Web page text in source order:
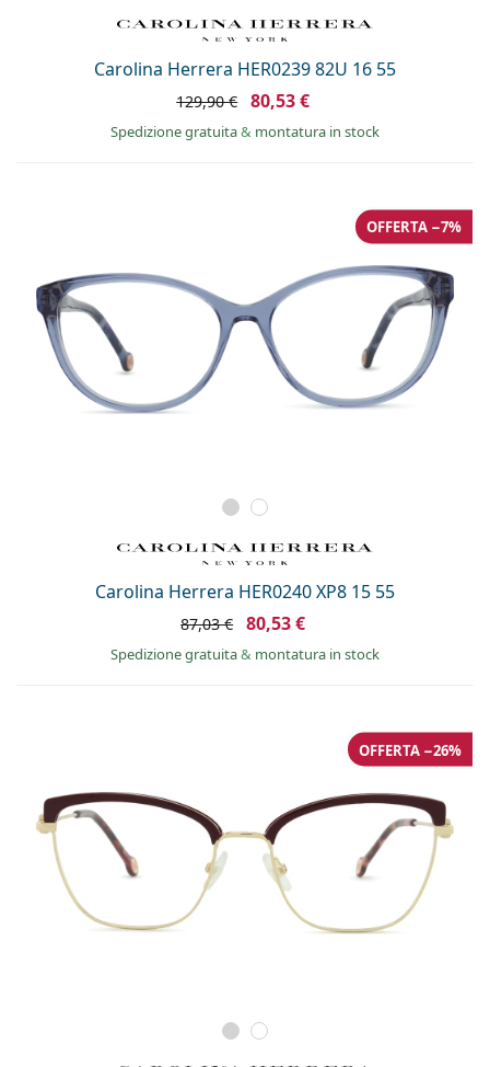
Carolina Herrera HER0239 82U 16 55
129,90 € 80,53 €
Spedizione gratuita& montatura in stock
Carolina Herrera HER0240 XP8 15 55
OFFERTA −7%
87,03 € 80,53 €
Spedizione gratuita& montatura in stock
OFFERTA −26%